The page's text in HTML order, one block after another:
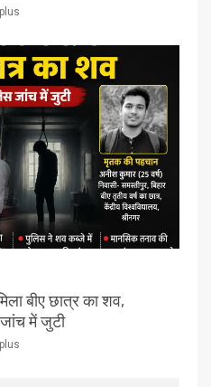
बीए छात्र का शव,
में जुटी